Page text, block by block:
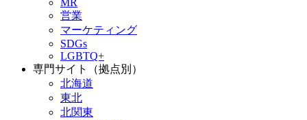
MR
営業
マーケティング
SDGs
LGBTQ+
専門サイト（拠点別）
北海道
東北
北関東